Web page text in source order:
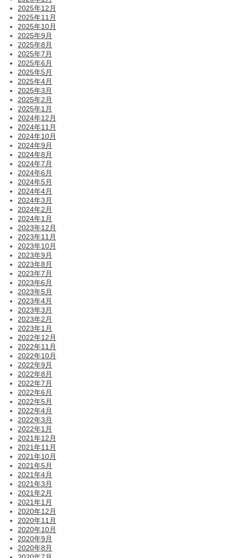
2025年12月
2025年11月
2025年10月
2025年9月
2025年8月
2025年7月
2025年6月
2025年5月
2025年4月
2025年3月
2025年2月
2025年1月
2024年12月
2024年11月
2024年10月
2024年9月
2024年8月
2024年7月
2024年6月
2024年5月
2024年4月
2024年3月
2024年2月
2024年1月
2023年12月
2023年11月
2023年10月
2023年9月
2023年8月
2023年7月
2023年6月
2023年5月
2023年4月
2023年3月
2023年2月
2023年1月
2022年12月
2022年11月
2022年10月
2022年9月
2022年8月
2022年7月
2022年6月
2022年5月
2022年4月
2022年3月
2022年1月
2021年12月
2021年11月
2021年10月
2021年5月
2021年4月
2021年3月
2021年2月
2021年1月
2020年12月
2020年11月
2020年10月
2020年9月
2020年8月